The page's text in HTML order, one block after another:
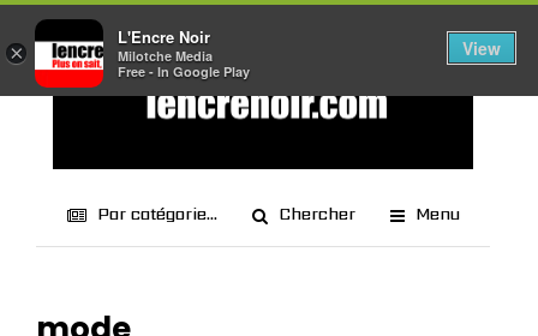
Par catégorie... Chercher Menu
×
L'Encre Noir
Milotche Media
Free - In Google Play
View